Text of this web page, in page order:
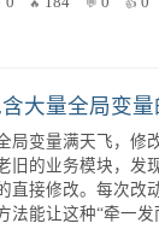
像“系统重构”这样
团队和业务团队的
如何有效建立跨
收益上达成共识？
0 184 0 0